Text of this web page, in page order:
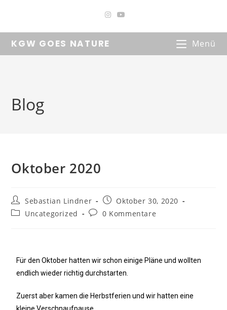
KGW GOES NATURE Menü
Blog
Oktober 2020
Sebastian Lindner
Oktober 30, 2020
Uncategorized
0 Kommentare
Für den Oktober hatten wir schon einige Pläne und wollten
endlich wieder richtig durchstarten.
Zuerst aber kamen die Herbstferien und wir hatten eine